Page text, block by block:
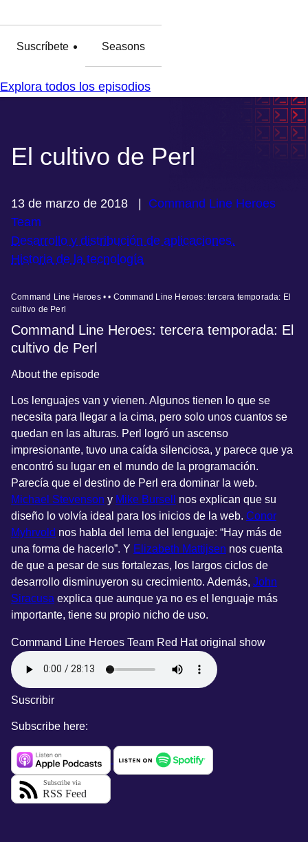
Suscríbete Seasons
Explora todos los episodios
El cultivo de Perl
13 de marzo de 2018 | Command Line Heroes
Team
Desarrollo y distribución de aplicaciones.
Historia de la tecnología
Command Line Heroes • • Command Line Heroes: tercera temporada: El
cultivo de Perl
Command Line Heroes: tercera temporada: El
cultivo de Perl
About the episode
Los lenguajes van y vienen. Algunos tienen lo que se
necesita para llegar a la cima, pero solo unos cuantos se
quedan en las alturas. Perl logró un ascenso
impresionante, tuvo una caída silenciosa, y parece que ya
encontró su lugar en el mundo de la programación.
Parecía que el destino de Perl era dominar la web.
Michael Stevenson y Mike Bursell
nos explican que su
diseño lo volvía ideal para los inicios de la web. Conor
Myhrvold nos habla del lema del lenguaje: “Hay más de
una forma de hacerlo”. Y Elizabeth Mattijsen nos cuenta
de que a pesar de sus fortalezas, los largos ciclos de
desarrollo disminuyeron su crecimiento. Además, John
Siracusa explica que aunque ya no es el lenguaje más
importante, tiene su propio nicho de uso.
Command Line Heroes Team Red Hat original show
Suscribir
Subscribe here: